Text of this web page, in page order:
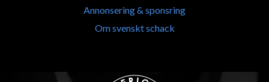
Annonsering & sponsring
Om svenskt schack